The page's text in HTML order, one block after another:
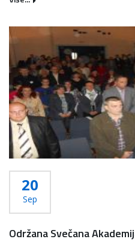
20
Sep
Održana Svečana